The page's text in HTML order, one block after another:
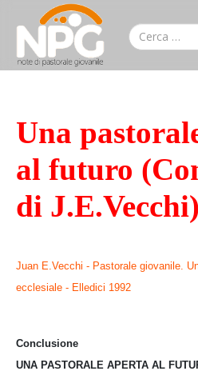
Una
al futuro
di J.E.Vecchi)
Juan E.Vecchi - Pastorale giovanile.
ecclesiale - Elledici 1992
Conclusione
UNA PASTORALE APERTA AL